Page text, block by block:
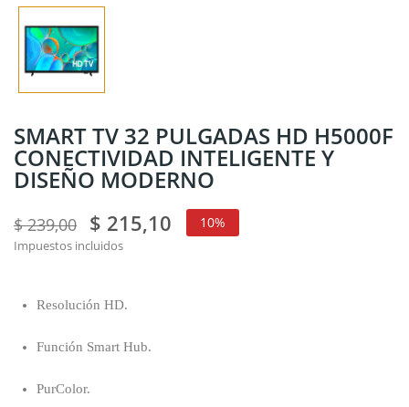
SMART TV 32 PULGADAS HD H5000F
CONECTIVIDAD INTELIGENTE Y
DISEÑO MODERNO
$ 239,00 $ 215,10 10%
Impuestos incluidos
Resolución HD.
Función Smart Hub.
PurColor.